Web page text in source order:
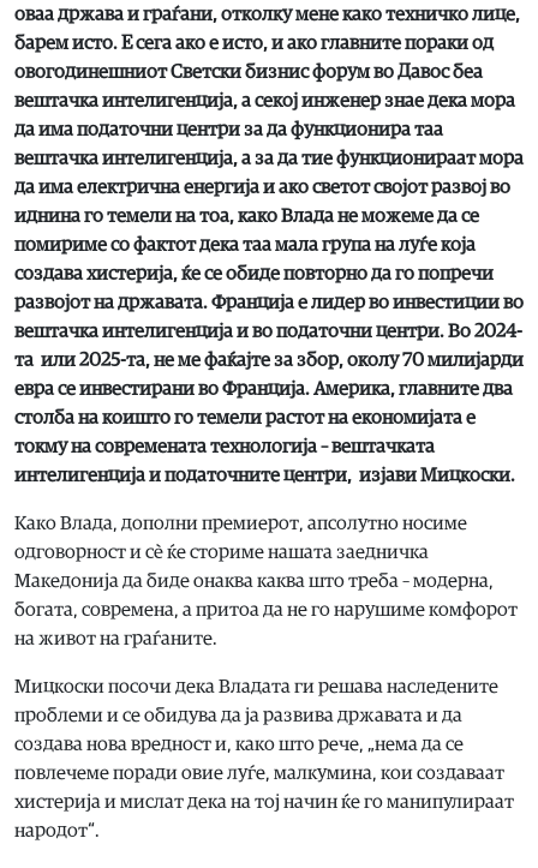
оваа држава и граѓани, отколку мене како техничко лице,
барем исто. Е сега ако е исто, и ако главните пораки од
овогодинешниот Светски бизнис форум во Давос беа
вештачка интелигенција, а секој инженер знае дека мора
да има податочни центри за да функционира таа
вештачка интелигенција, а за да тие функционираат мора
да има електрична енергија и ако светот својот развој во
иднина го темели на тоа, како Влада не можеме да се
помириме со фактот дека таа мала група на луѓе која
создава хистерија, ќе се обиде повторно да го попречи
развојот на државата. Франција е лидер во инвестиции во
вештачка интелигенција и во податочни центри. Во 2024-
та или 2025-та, не ме фаќајте за збор, околу 70 милијарди
евра се инвестирани во Франција. Америка, главните два
столба на коишто го темели растот на економијата е
токму на современата технологија – вештачката
интелигенција и податочните центри, изјави Мицкоски.
Како Влада, дополни премиерот, апсолутно носиме
одговорност и сè ќе сториме нашата заедничка
Македонија да биде онаква каква што треба – модерна,
богата, современа, а притоа да не го нарушиме комфорот
на живот на граѓаните.
Мицкоски посочи дека Владата ги решава наследените
проблеми и се обидува да ја развива државата и да
создава нова вредност и, како што рече, „нема да се
повлечеме поради овие луѓе, малкумина, кои создаваат
хистерија и мислат дека на тој начин ќе го манипулираат
народот“.